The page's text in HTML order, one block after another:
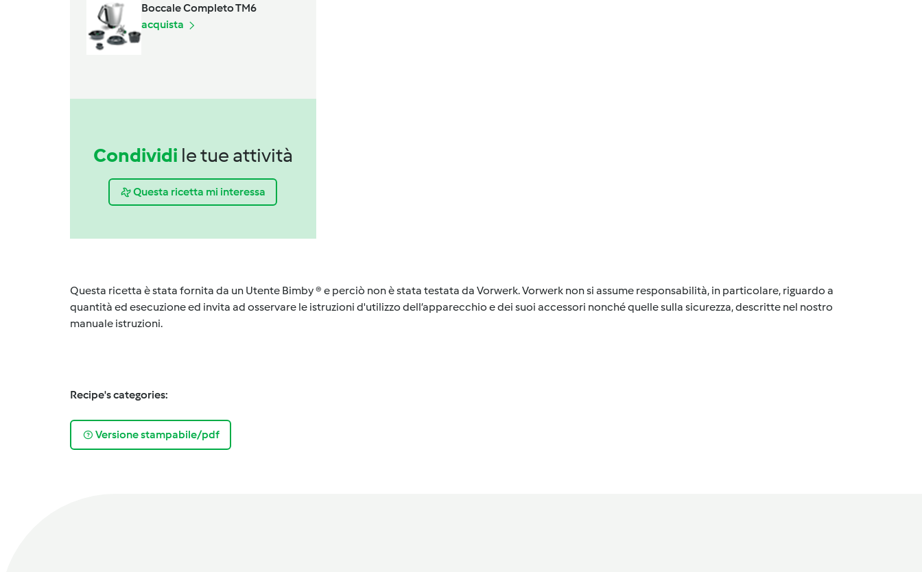
Boccale Completo TM6
acquista
Condividi le tue attività
Questa ricetta mi interessa
Questa ricetta è stata fornita da un Utente Bimby ® e perciò non è stata testata da Vorwerk. Vorwerk non si assume responsabilità, in particolare, riguardo a
quantità ed esecuzione ed invita ad osservare le istruzioni d'utilizzo dell’apparecchio e dei suoi accessori nonché quelle sulla sicurezza, descritte nel nostro
manuale istruzioni.
Recipe's categories:
Versione stampabile/pdf